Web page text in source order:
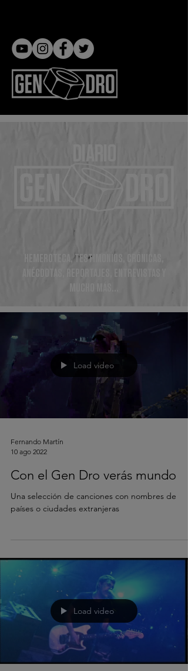
DIARIO
HEMEROTECA, TESTIMONIOS, CRÓNICAS,
ANÉCDOTAS, REPORTAJES, ENTREVISTAS Y
Load video
Fernando Martín
10 ago 2022
Con el Gen Dro verás mundo
Una selección de canciones con nombres de
países o ciudades extranjeras
Load video